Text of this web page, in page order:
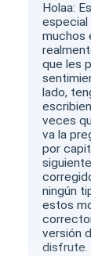
Holaa:
especial
muchos
que les
lado,
veces
va la
por
ningún
estos
versión
disfrute.